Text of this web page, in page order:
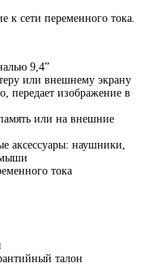
к сети переменного тока.
9,4”
или внешнему экрану
передает изображение в
или на внешние
аксессуары: наушники,
тока
талон